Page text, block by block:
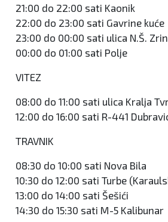
21:00 do 22:00 sati Kaonik
22:00 do 23:00 sati Gavrine kuće
23:00 do 00:00 sati ulica N.Š.
00:00 do 01:00 sati Polje
VITEZ
08:00 do 11:00 sati ulica Kralja
12:00 do 16:00 sati R-441
TRAVNIK
08:30 do 10:00 sati Nova Bila
10:30 do 12:00 sati Turbe
13:00 do 14:00 sati Šešići
14:30 do 15:30 sati M-5 Kalibunar